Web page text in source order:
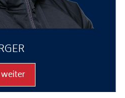
weiter